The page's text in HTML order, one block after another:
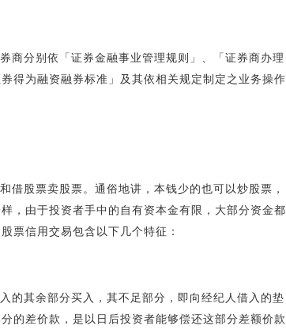
商分别依「证券金融事业管理规则」、「证券商办理
得为融资融券标准」及其依相关规定制定之业务操作
借股票卖股票。通俗地讲，本钱少的也可以炒股票，
，由于投资者手中的自有资本金有限，大部分资金都
票信用交易包含以下几个特征：
的其余部分买入，其不足部分，即向经纪人借入的垫
的差价款，是以日后投资者能够偿还这部分差额价款